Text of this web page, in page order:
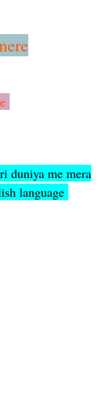
duniya me mera
language